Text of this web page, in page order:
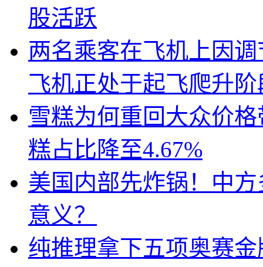
股活跃
两名乘客在飞机上因
飞机正处于起飞爬升阶
雪糕为何重回大众价
糕占比降至4.67%
美国内部先炸锅！中
意义？
纯推理拿下五项奥赛